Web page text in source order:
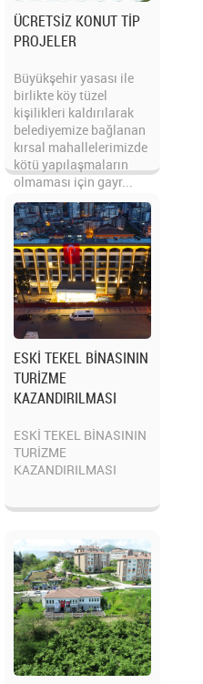
ÜCRETSİZ KONUT TİP
PROJELER
Büyükşehir yasası ile
birlikte köy tüzel
kişilikleri kaldırılarak
belediyemize bağlanan
kırsal mahallelerimizde
kötü yapılaşmaların
olmaması için gayr...
ESKİ TEKEL BİNASININ
TURİZME
KAZANDIRILMASI
ESKİ TEKEL BİNASININ
TURİZME
KAZANDIRILMASI